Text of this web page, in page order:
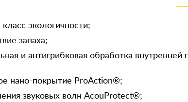
экологичности;
запаха;
и антигрибковая обработка внутренней
нано-покрытие ProAction®;
звуковых волн AcouProtect®;